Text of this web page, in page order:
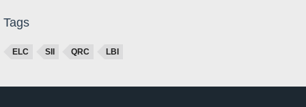
Tags
ELC SII QRC LBI